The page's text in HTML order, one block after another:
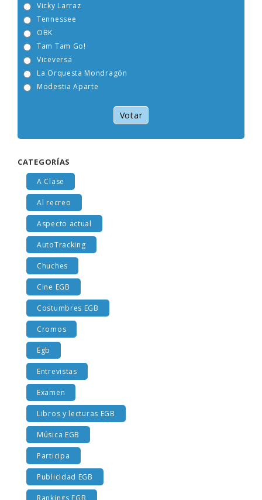
Vicky Larraz
Tennessee
OBK
Tam Tam Go!
Viceversa
La Orquesta Mondragón
Modestia Aparte
Votar
CATEGORÍAS
A Clase
Al recreo
Aspecto actual
AutoTracking
Chuches
Cine EGB
Costumbres EGB
Cromos
Egb
Entrevistas
Examen
Libros y lecturas EGB
Música EGB
Participa
Publicidad EGB